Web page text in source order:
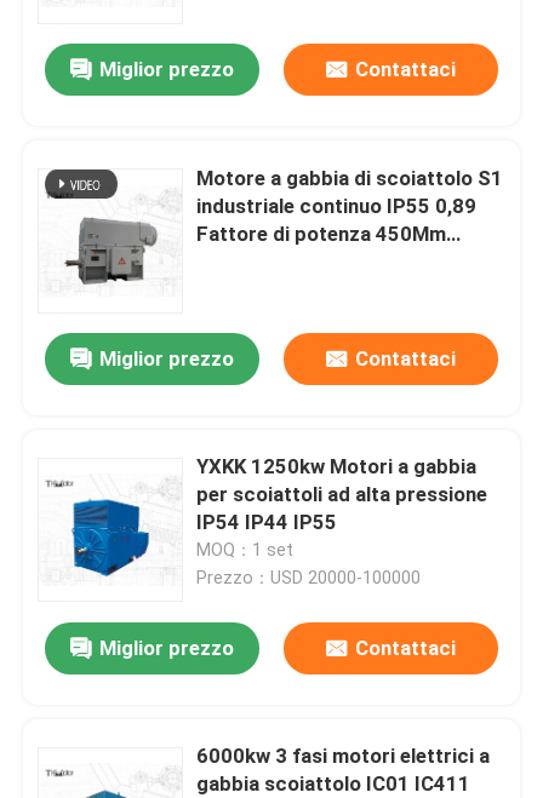
Miglior prezzo Contattaci
Motore a gabbia di scoiattolo S1
industriale continuo IP55 0,89
Fattore di potenza 450Mm
Miglior prezzo Contattaci
YXKK 1250kw Motori a gabbia
per scoiattoli ad alta pressione
IP54 IP44 IP55
MOQ：1 set
Prezzo：USD 20000-100000
Miglior prezzo Contattaci
6000kw 3 fasi motori elettrici a
gabbia scoiattolo IC01 IC411